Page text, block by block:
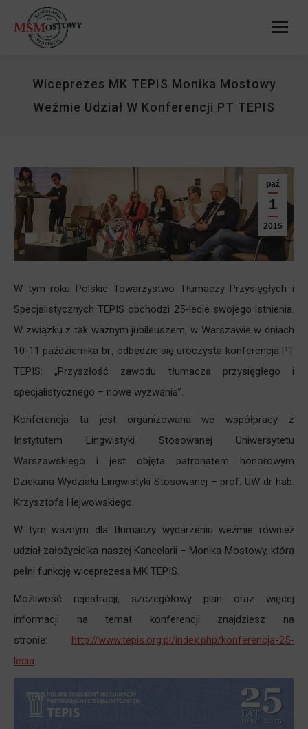
Wiceprezes MK TEPIS Monika Mostowy
Weźmie Udział W Konferencji PT TEPIS
paź
1
2015
W tym roku Polskie Towarzystwo Tłumaczy Przysięgłych i
Specjalistycznych TEPIS obchodzi 25-lecie swojego istnienia.
W związku z tak ważnym jubileuszem, w Warszawie w dniach
10-11 października br., odbędzie się uroczysta konferencja PT
TEPIS: „Przyszłość zawodu tłumacza przysięgłego i
specjalistycznego – nowe wyzwania”.
Konferencja ta jest organizowana we współpracy z
Instytutem Lingwistyki Stosowanej Uniwersytetu
Warszawskiego i jest objęta patronatem honorowym
Dziekana Wydziału Lingwistyki Stosowanej – prof. UW dr hab.
Krzysztofa Hejwowskiego.
W tym ważnym dla tłumaczy wydarzeniu weźmie również
udział założycielka naszej Kancelarii – Monika Mostowy, która
pełni funkcję wiceprezesa MK TEPIS.
Możliwość rejestracji, szczegółowy plan oraz więcej
informacji na temat konferencji znajdziesz na
stronie: http://www.tepis.org.pl/index.php/konferencja-25-
lecia.